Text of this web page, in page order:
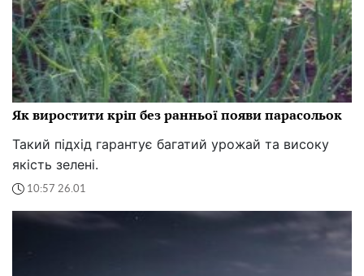
Як виростити кріп без ранньої появи парасольок
Такий підхід гарантує багатий урожай та високу
якість зелені.
10:57 26.01